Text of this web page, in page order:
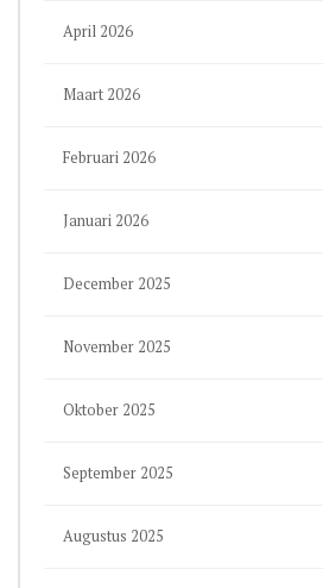
April 2026
Maart 2026
Februari 2026
Januari 2026
December 2025
November 2025
Oktober 2025
September 2025
Augustus 2025